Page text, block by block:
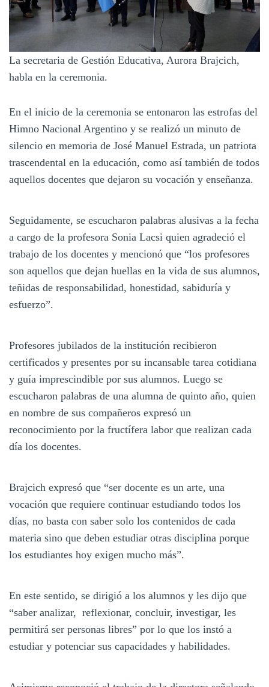
La secretaria de Gestión Educativa, Aurora Brajcich,
habla en la ceremonia.
En el inicio de la ceremonia se entonaron las estrofas del
Himno Nacional Argentino y se realizó un minuto de
silencio en memoria de José Manuel Estrada, un patriota
trascendental en la educación, como así también de todos
aquellos docentes que dejaron su vocación y enseñanza.
Seguidamente, se escucharon palabras alusivas a la fecha
a cargo de la profesora Sonia Lacsi quien agradeció el
trabajo de los docentes y mencionó que “los profesores
son aquellos que dejan huellas en la vida de sus alumnos,
teñidas de responsabilidad, honestidad, sabiduría y
esfuerzo”.
Profesores jubilados de la institución recibieron
certificados y presentes por su incansable tarea cotidiana
y guía imprescindible por sus alumnos. Luego se
escucharon palabras de una alumna de quinto año, quien
en nombre de sus compañeros expresó un
reconocimiento por la fructífera labor que realizan cada
día los docentes.
Brajcich expresó que “ser docente es un arte, una
vocación que requiere continuar estudiando todos los
días, no basta con saber solo los contenidos de cada
materia sino que deben estudiar otras disciplina porque
los estudiantes hoy exigen mucho más”.
En este sentido, se dirigió a los alumnos y les dijo que
“saber analizar, reflexionar, concluir, investigar, les
permitirá ser personas libres” por lo que los instó a
estudiar y potenciar sus capacidades y habilidades.